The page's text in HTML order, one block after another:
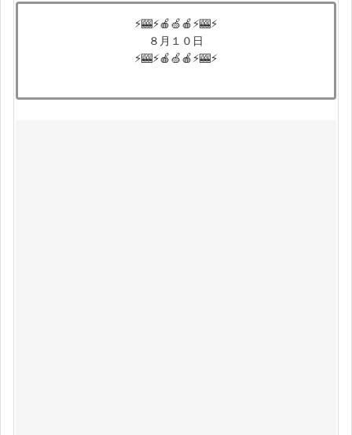
⚡🎰⚡🍎🍏🍎⚡🎰⚡
８月１０日
⚡🎰⚡🍎🍏🍎⚡🎰⚡